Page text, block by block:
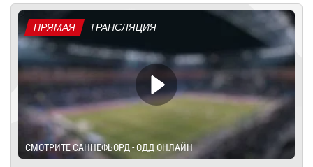
ПРЯМАЯ ТРАНСЛЯЦИЯ
СМОТРИТЕ САННЕФЬОРД - ОДД ОНЛАЙН